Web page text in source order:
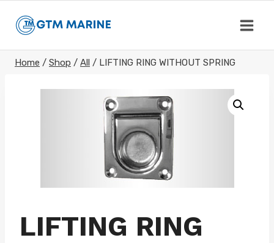
Home / Shop / All / LIFTING RING WITHOUT SPRING
LIFTING RING